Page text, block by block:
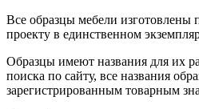
Все образцы мебели изготовлены
проекту в единственном
Образцы имеют названия для их
поиска по сайту, все названия
зарегистрированным товарным